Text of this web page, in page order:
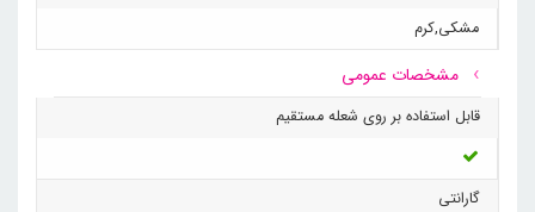
مشکی,کرم
مشخصات عمومی
قابل استفاده بر روی شعله مستقیم
گارانتی